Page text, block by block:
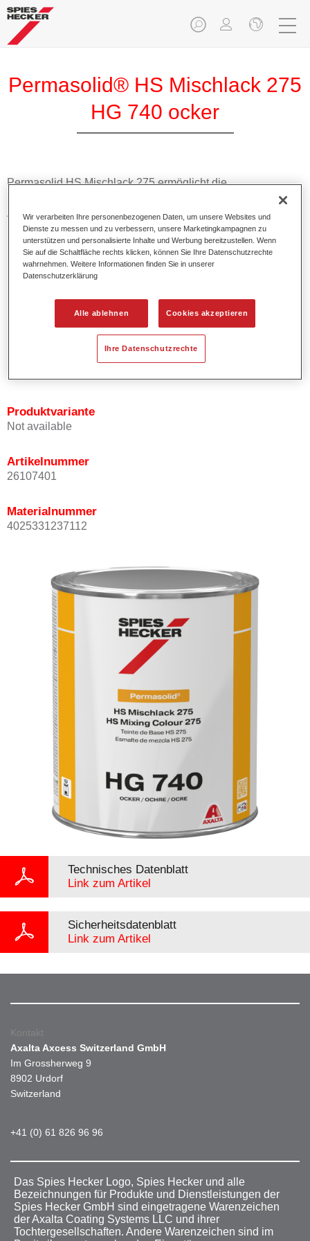
Permasolid® HS Mischlack 275
HG 740 ocker
Permasolid HS Mischlack 275 ermöglicht die
Farbtonausmischung vom hochwertigen Permasolid HS
Autolack 275 mit allen Uni-Farbtönen für die Pkw-
Lackierung.
Produktmerkmale
Erlaubt eine einfache und schnelle Verarbeitung in 1,5
Ermöglicht schnelle Trocknungszeiten.
Bietet ein hohes Deckvermögen.
Besitzt einen exzellenten Decklackstand.
Entspricht den VOC Anforderungen.
Produktvariante
Not available
Artikelnummer
26107401
Materialnummer
4025331237112
Technisches Datenblatt
Link zum Artikel
Sicherheitsdatenblatt
Link zum Artikel
Kontakt
Axalta Axcess Switzerland GmbH
Im Grossherweg 9
8902 Urdorf
Switzerland
+41 (0) 61 826 96 96
Das Spies Hecker Logo, Spies Hecker und alle
Bezeichnungen für Produkte und Dienstleistungen der
Spies Hecker GmbH sind eingetragene Warenzeichen
der Axalta Coating Systems LLC und ihrer
Tochtergesellschaften. Andere Warenzeichen sind im
Wir verarbeiten Ihre personenbezogenen Daten, um unsere Websites und
Dienste zu messen und zu verbessern, unsere Marketingkampagnen zu
unterstützen und personalisierte Inhalte und Werbung bereitzustellen. Wenn
Sie auf die Schaltfläche rechts klicken, können Sie Ihre Datenschutzrechte
wahrnehmen. Weitere Informationen finden Sie in unserer
Datenschutzerklärung
Alle ablehnen Cookies akzeptieren
Ihre Datenschutzrechte